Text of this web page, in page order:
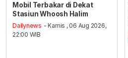
Mobil Terbakar di Dekat
Stasiun Whoosh Halim
Dailynews - Kamis , 06 Aug 2026,
22:00 WIB